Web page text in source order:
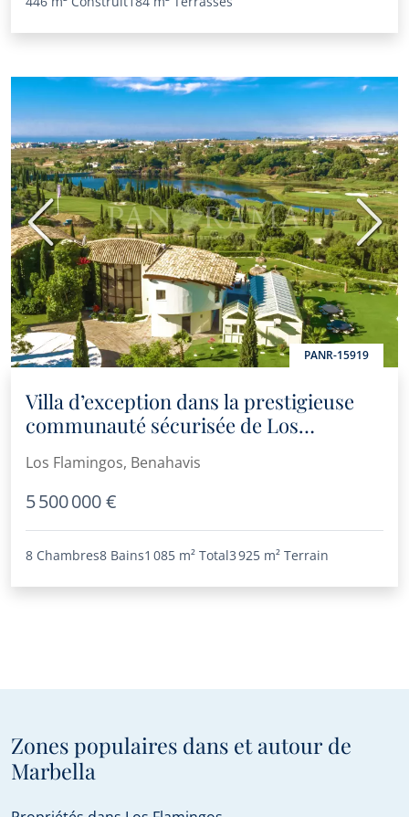
PANR-15919
Précédent
Villa d’exception dans la prestigieuse
communauté sécurisée de Los
Los Flamingos, Benahavis
5 500 000 €
8 Chambres8 Bains1 085 m² Total3 925 m² Terrain
Zones populaires dans et autour de
Marbella